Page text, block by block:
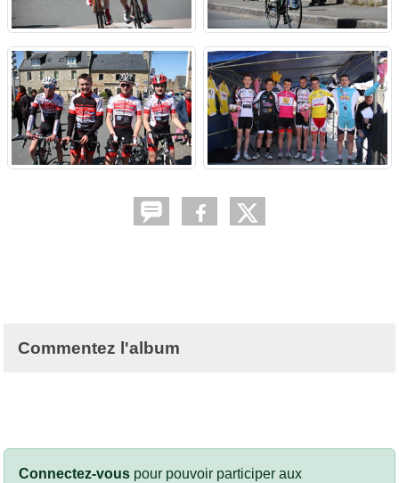
Commentez l'album
Connectez-vous pour pouvoir participer aux